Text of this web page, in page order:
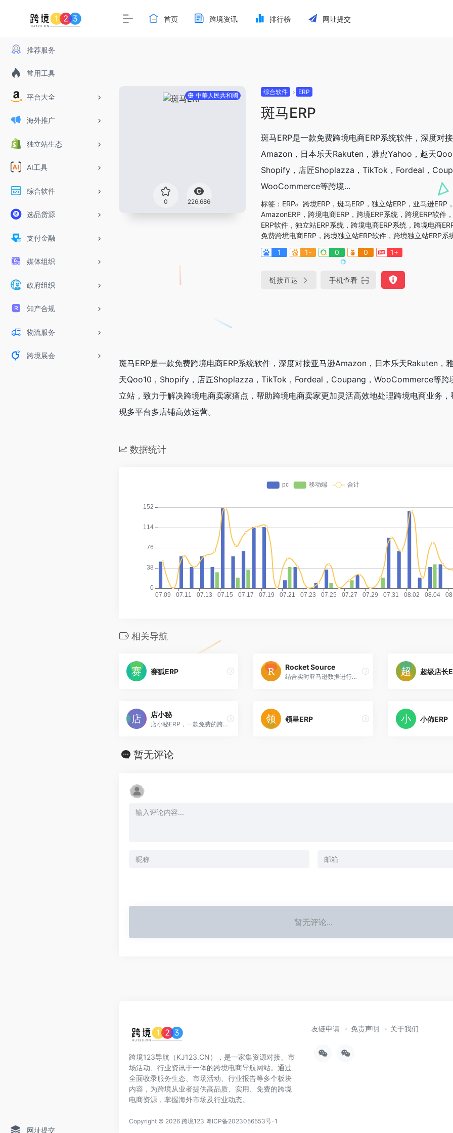
推荐服务
常用工具
平台大全
海外推广
独立站生态
AI工具
综合软件
选品货源
支付金融
媒体组织
政府组织
知产合规
物流服务
跨境展会
网址提交
首页 跨境资讯 排行榜 网址提交
中華人民共和國
0 226,686
综合软件 ERP
斑马ERP
斑马ERP是一款免费跨境电商ERP系统软件，深度对
Amazon，日本乐天Rakuten，雅虎Yahoo，趣天
Shopify，店匠Shoplazza，TikTok，Fordeal，
WooCommerce等跨境...
标签： ERP
跨境ERP，斑马ERP，独立站ERP，亚马逊ERP
AmazonERP，跨境电商ERP，跨境ERP系统，跨境ERP软件
ERP软件，独立站ERP系统，跨境电商ERP系统，跨境电商
免费跨境电商ERP，跨境独立站ERP软件，跨境独立站ERP系
1
1- 0 0 1+
链接直达 手机查看
斑马ERP是一款免费跨境电商ERP系统软件，深度对接亚马逊Amazon，日本乐天Rakuten，
天Qoo10，Shopify，店匠Shoplazza，TikTok，Fordeal，Coupang，WooCommerce等跨
立站，致力于解决跨境电商卖家痛点，帮助跨境电商卖家更加灵活高效地处理跨境电商业务
现多平台多店铺高效运营。
数据统计
相关导航
赛狐ERP
Rocket Source
结合实时亚马逊数据进行大宗批发分析。真实的利润、费用和竞争。提供完整的API访问权限，支持自定义集成。
超级店长
店小秘
店小秘ERP，一款免费的跨境电商ERP，超120万跨境卖家共同选择的跨境电商ERP，店小秘全面对接速卖通、Shopee（虾皮）、Lazada、Amazon、Wish、eBay、Tik Tok、Shopify、Temu、SHEIN、Joom等60+主流电商平台，为跨境电商卖家提供数据采集搬家、产品刊登、客服管理、订单处理、采购管理、物流追踪、仓储管理、数据财务等全流程跨境电商解决方案。
领星ERP 小佈ERP
暂无评论
暂无评论...
跨境123导航（KJ123.CN），是一家集资源对接、市
场活动、行业资讯于一体的跨境电商导航网站。通过
全面收录服务生态、市场活动、行业报告等多个板块
内容，为跨境从业者提供高品质、实用、免费的跨境
电商资源，掌握海外市场及行业动态。
友链申请 免责声明 关于我们
Copyright © 2026 跨境123 粤ICP备2023056553号-1